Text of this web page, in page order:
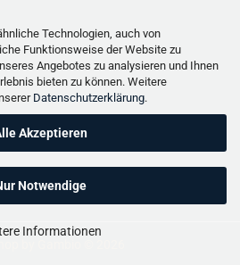
Technologien, auch von
Funktionsweise der Website zu
Angebotes zu analysieren und Ihnen
bieten zu können. Weitere
Datenschutzerklärung.
Akzeptieren
Notwendige
Informationen